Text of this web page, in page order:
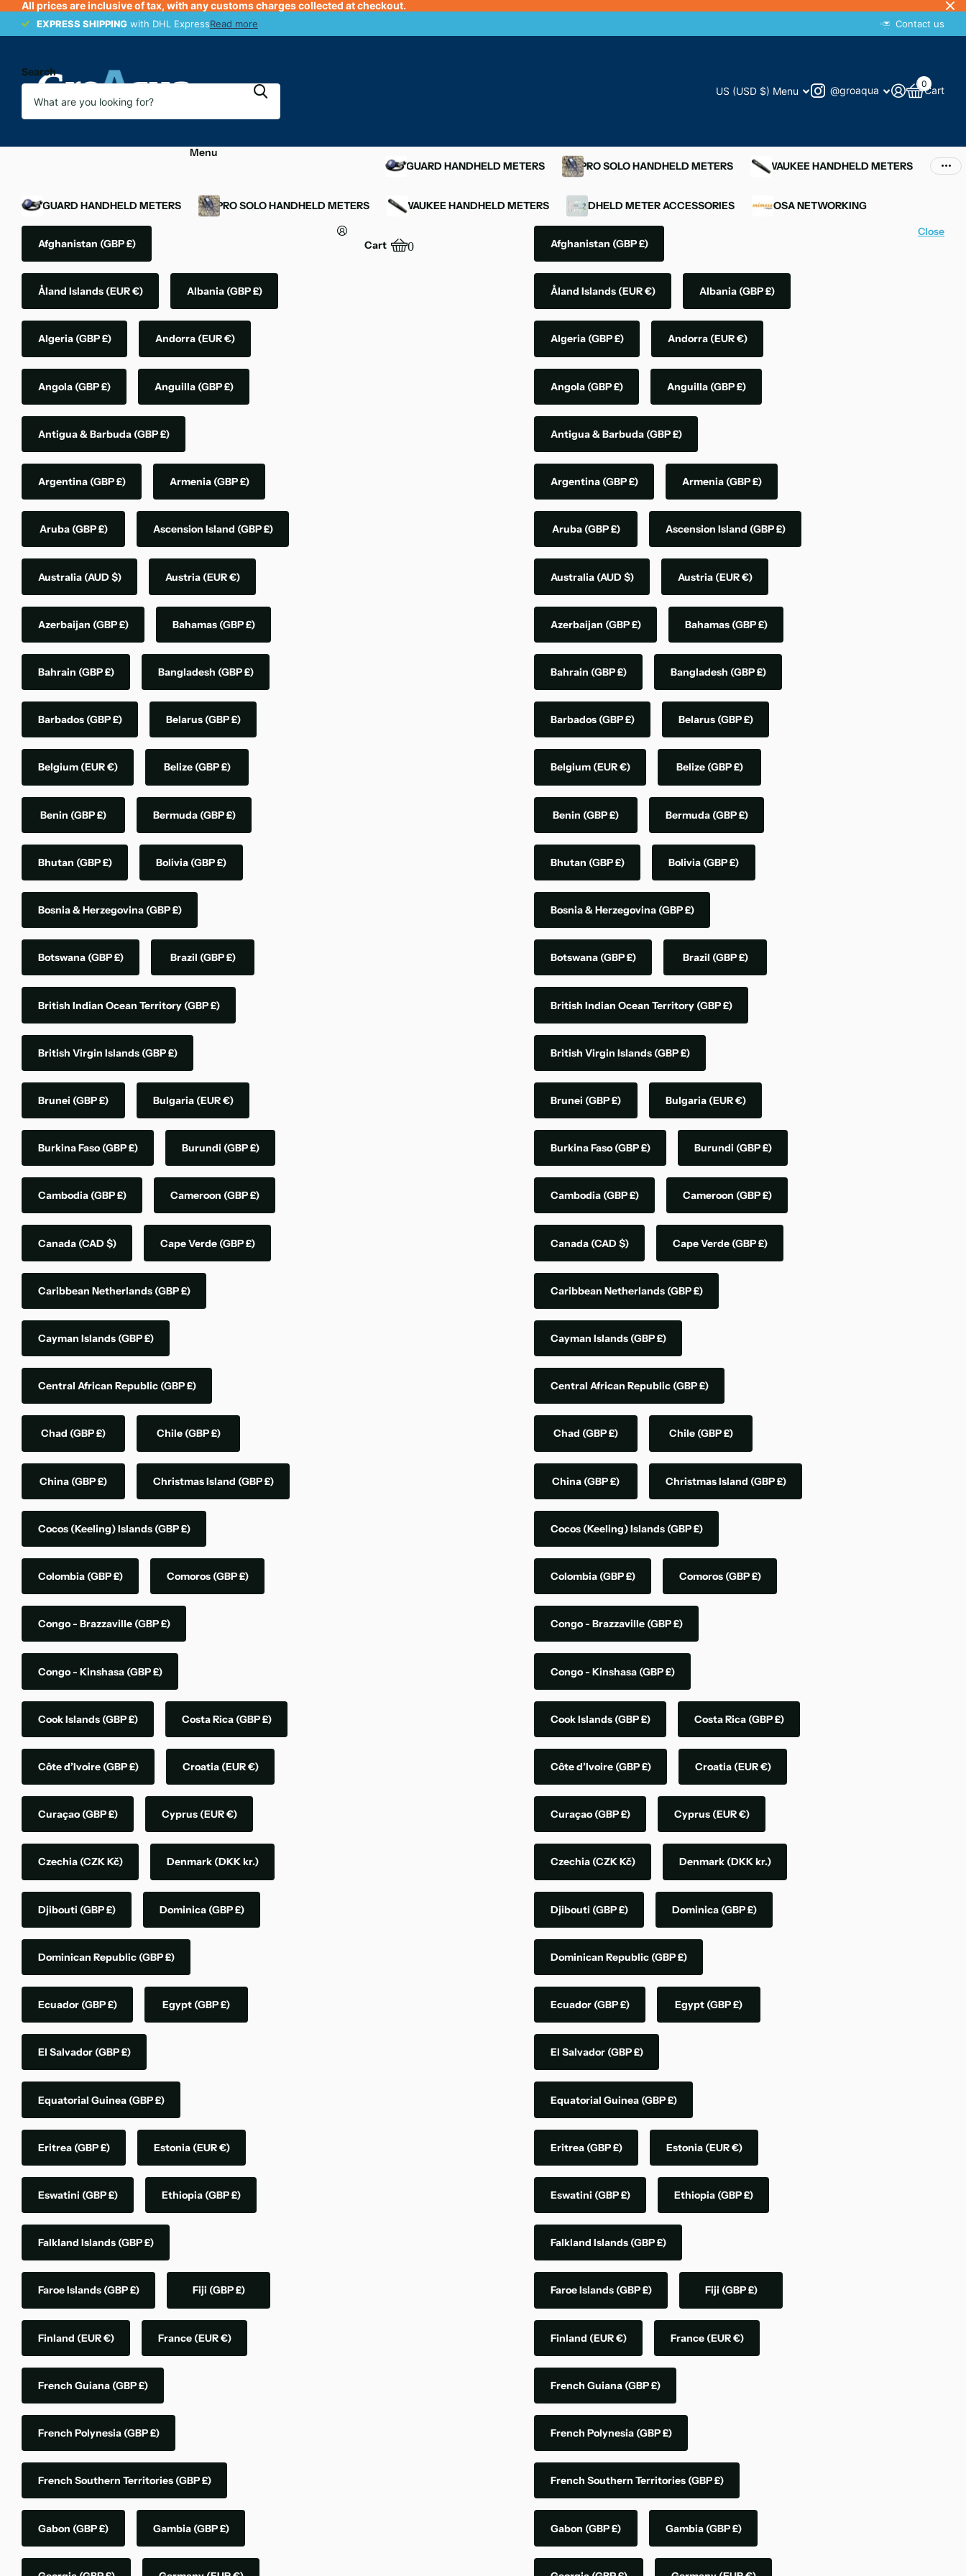
All prices are inclusive of tax, with any customs charges collected at checkout.
EXPRESS SHIPPING with DHL ExpressRead more
EXPRESS SHIPPING Contact us
Search
US (USD $) Menu @groaqua Cart
0
Menu
OXYGUARD HANDHELD METERS
YSI PRO SOLO HANDHELD METERS MILWAUKEE HANDHELD METERS
OXYGUARD HANDHELD METERS YSI PRO SOLO HANDHELD METERS MILWAUKEE HANDHELD METERS HANDHELD METER ACCESSORIES MIMOSA NETWORKING
Afghanistan (GBP £)
Åland Islands (EUR €) Albania (GBP £)
Algeria (GBP £) Andorra (EUR €)
Angola (GBP £) Anguilla (GBP £)
Antigua & Barbuda (GBP £)
Argentina (GBP £) Armenia (GBP £)
Aruba (GBP £) Ascension Island (GBP £)
Australia (AUD $) Austria (EUR €)
Azerbaijan (GBP £) Bahamas (GBP £)
Bahrain (GBP £) Bangladesh (GBP £)
Barbados (GBP £) Belarus (GBP £)
Belgium (EUR €) Belize (GBP £)
Benin (GBP £) Bermuda (GBP £)
Bhutan (GBP £) Bolivia (GBP £)
Bosnia & Herzegovina (GBP £)
Botswana (GBP £) Brazil (GBP £)
British Indian Ocean Territory (GBP £)
British Virgin Islands (GBP £)
Brunei (GBP £) Bulgaria (EUR €)
Burkina Faso(GBP £) Burundi (GBP £)
Cambodia (GBP £) Cameroon (GBP £)
Canada (CAD $) Cape Verde (GBP £)
Caribbean Netherlands (GBP £)
Cayman Islands (GBP £)
Central African Republic (GBP £)
Chad (GBP £) Chile (GBP £)
China (GBP £) Christmas Island (GBP £)
Cocos (Keeling) Islands (GBP £)
Colombia (GBP £) Comoros (GBP £)
Congo - Brazzaville (GBP £)
Congo - Kinshasa (GBP £)
Cook Islands (GBP £) Costa Rica (GBP £)
Côte d’Ivoire (GBP £) Croatia (EUR €)
Curaçao(GBP £) Cyprus (EUR €)
Czechia (CZK Kč) Denmark (DKK kr.)
Djibouti (GBP £) Dominica (GBP £)
Dominican Republic (GBP £)
Ecuador (GBP £) Egypt (GBP £)
El Salvador (GBP £)
Equatorial Guinea (GBP £)
Eritrea (GBP £) Estonia (EUR €)
Eswatini (GBP £) Ethiopia (GBP £)
Falkland Islands (GBP £)
Faroe Islands (GBP £) Fiji (GBP £)
Finland (EUR €) France (EUR €)
French Guiana (GBP £)
French Polynesia (GBP £)
French Southern Territories (GBP £)
Gabon (GBP £) Gambia (GBP £)
Cart 0 Afghanistan (GBP £)
Åland Islands (EUR €) Albania (GBP £)
Algeria (GBP £) Andorra (EUR €)
Angola (GBP £) Anguilla (GBP £)
Antigua & Barbuda (GBP £)
Argentina (GBP £) Armenia (GBP £)
Aruba (GBP £) Ascension Island (GBP £)
Australia (AUD $) Austria (EUR €)
Azerbaijan (GBP £) Bahamas (GBP £)
Bahrain (GBP £) Bangladesh (GBP £)
Barbados (GBP £) Belarus (GBP £)
Belgium (EUR €) Belize (GBP £)
Benin (GBP £) Bermuda (GBP £)
Bhutan (GBP £) Bolivia (GBP £)
Bosnia & Herzegovina (GBP £)
Botswana (GBP £) Brazil (GBP £)
British Indian Ocean Territory (GBP £)
British Virgin Islands (GBP £)
Brunei (GBP £) Bulgaria (EUR €)
Burkina Faso(GBP £) Burundi (GBP £)
Cambodia (GBP £) Cameroon (GBP £)
Canada (CAD $) Cape Verde (GBP £)
Caribbean Netherlands (GBP £)
Cayman Islands (GBP £)
Central African Republic (GBP £)
Chad (GBP £) Chile (GBP £)
China (GBP £) Christmas Island (GBP £)
Cocos (Keeling) Islands (GBP £)
Colombia (GBP £) Comoros (GBP £)
Congo - Brazzaville (GBP £)
Congo - Kinshasa (GBP £)
Cook Islands (GBP £) Costa Rica (GBP £)
Côte d’Ivoire (GBP £) Croatia (EUR €)
Curaçao(GBP £) Cyprus (EUR €)
Czechia (CZK Kč) Denmark (DKK kr.)
Djibouti (GBP £) Dominica (GBP £)
Dominican Republic (GBP £)
Ecuador (GBP £) Egypt (GBP £)
El Salvador (GBP £)
Equatorial Guinea (GBP £)
Eritrea (GBP £) Estonia (EUR €)
Eswatini (GBP £) Ethiopia (GBP £)
Falkland Islands (GBP £)
Faroe Islands (GBP £) Fiji (GBP £)
Finland (EUR €) France (EUR €)
French Guiana (GBP £)
French Polynesia (GBP £)
French Southern Territories (GBP £)
Gabon (GBP £) Gambia (GBP £)
Close